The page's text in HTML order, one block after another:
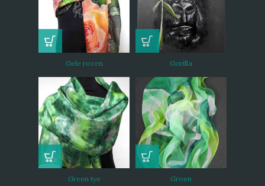
Gele rozen Gorilla
Green tye Groen